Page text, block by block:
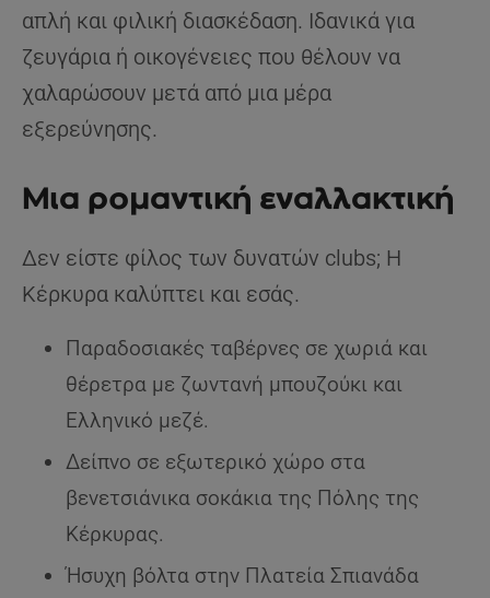
απλή και φιλική διασκέδαση. Ιδανικά για
ζευγάρια ή οικογένειες που θέλουν να
χαλαρώσουν μετά από μια μέρα
εξερεύνησης.
Μια ρομαντική εναλλακτική
Δεν είστε φίλος των δυνατών clubs; Η
Κέρκυρα καλύπτει και εσάς.
Παραδοσιακές ταβέρνες σε χωριά και
θέρετρα με ζωντανή μπουζούκι και
Ελληνικό μεζέ.
Δείπνο σε εξωτερικό χώρο στα
βενετσιάνικα σοκάκια της Πόλης της
Κέρκυρας.
Ήσυχη βόλτα στην Πλατεία Σπιανάδα